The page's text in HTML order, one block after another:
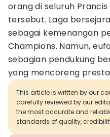
orang di seluruh
tersebut. Laga
sebagai kemenangan
Champions. Namun,
sebagian pendukung
yang mencoreng
This article is written by our
carefully reviewed by our
the most accurate and
standards of quality,